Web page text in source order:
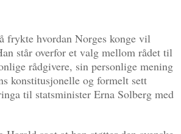
frykte hvordan Norges konge vil
står overfor et valg mellom rådet til
rådgivere, sin personlige mening
konstitusjonelle og formelt sett
til statsminister Erna Solberg med